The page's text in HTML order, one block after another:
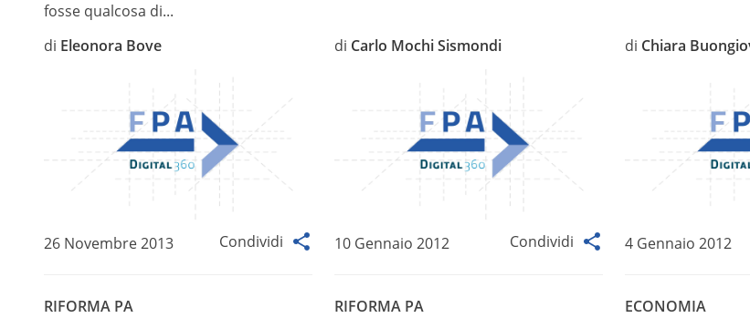
fosse qualcosa di...
di Eleonora Bove
26 Novembre 2013 Condividi
di Carlo Mochi Sismondi
10 Gennaio 2012 Condividi
di Chiara
4 Gennaio 2012
RIFORMA PA RIFORMA PA ECONOMIA